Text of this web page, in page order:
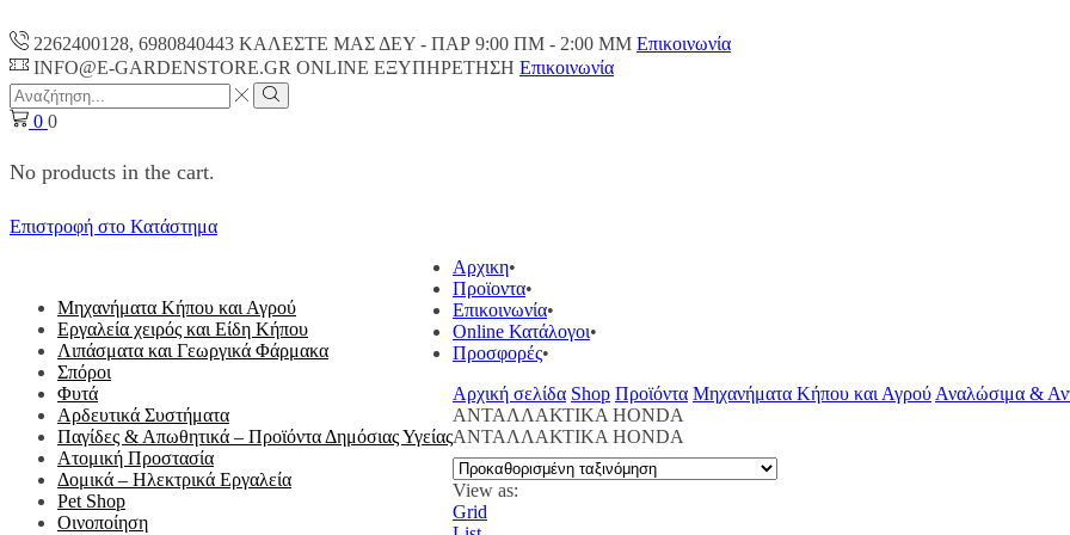
2262400128, 6980840443 ΚΑΛΕΣΤΕ ΜΑΣ ΔΕΥ - ΠΑΡ 9:00 ΠM - 2:00 ΜΜ Επικοινωνία
INFO@E-GARDENSTORE.GR ONLINE ΕΞΥΠΗΡΕΤΗΣH Επικοινωνία
Search
input
Search
0 0
No products in the cart.
Επιστροφή στο Κατάστημα
Μηχανήματα Κήπου και Αγρού
Εργαλεία χειρός και Είδη Κήπου
Λιπάσματα και Γεωργικά Φάρμακα
Σπόροι
Φυτά
Αρδευτικά Συστήματα
Παγίδες & Απωθητικά – Προϊόντα Δημόσιας Υγείας
Ατομική Προστασία
Δομικά – Ηλεκτρικά Εργαλεία
Pet Shop
Οινοποίηση
Αρχικη
Προϊοντα
Επικοινωνία
Online Κατάλογοι
Προσφορές
Αρχική σελίδα Shop Προϊόντα Μηχανήματα Κήπου και ΑγρούΑναλώσιμα &
ΑΝΤΑΛΛΑΚΤΙΚΑ HONDA
ΑΝΤΑΛΛΑΚΤΙΚΑ HONDA
View as:
Grid